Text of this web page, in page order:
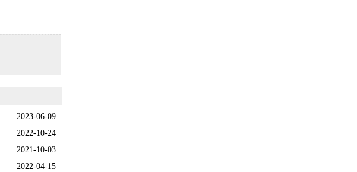
2023-06-09
2022-10-24
2021-10-03
2022-04-15